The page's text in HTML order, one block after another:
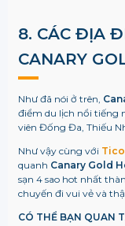
8. CÁC ĐỊA
CANARY
Như đã nói ở trên,
điểm du lịch nổi tiếng
viên Đống Đa, Thiếu
Như vậy cùng với Tico
quanh Canary Gold
sạn 4 sao hot nhất
chuyến đi vui vẻ và
CÓ THỂ BẠN QUAN